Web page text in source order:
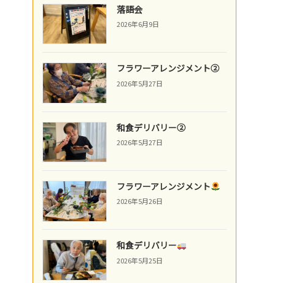
落語会
2026年6月9日
フラワーアレンジメント②
2026年5月27日
和食デリバリー②
2026年5月27日
フラワーアレンジメント
2026年5月26日
和食デリバリー
2026年5月25日